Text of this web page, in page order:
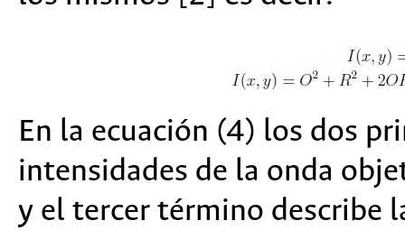
En la ecuación (4) los dos
intensidades de la onda
y el tercer término describe